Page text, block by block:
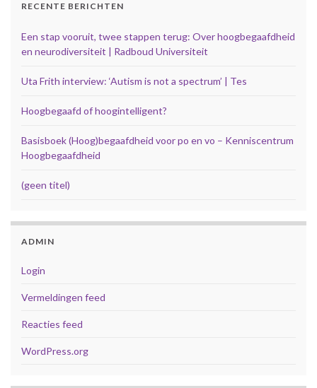
RECENTE BERICHTEN
Een stap vooruit, twee stappen terug: Over hoogbegaafdheid
en neurodiversiteit | Radboud Universiteit
Uta Frith interview: ‘Autism is not a spectrum’ | Tes
Hoogbegaafd of hoogintelligent?
Basisboek (Hoog)begaafdheid voor po en vo – Kenniscentrum
Hoogbegaafdheid
(geen titel)
ADMIN
Login
Vermeldingen feed
Reacties feed
WordPress.org